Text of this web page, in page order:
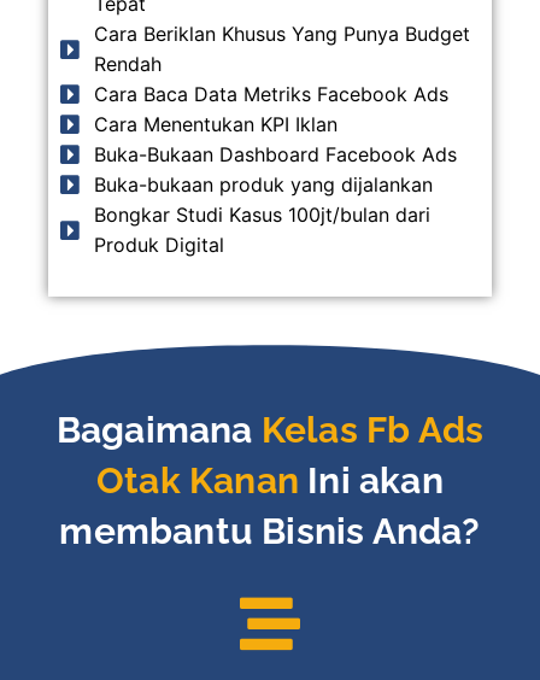
Cara Beriklan Khusus Yang Punya Budget
Rendah
Cara Baca Data Metriks Facebook Ads
Cara Menentukan KPI Iklan
Buka-Bukaan Dashboard Facebook Ads
Buka-bukaan produk yang dijalankan
Bongkar Studi Kasus 100jt/bulan dari
Produk Digital
Bagaimana Kelas Fb Ads
Otak Kanan Ini akan
membantu Bisnis Anda?